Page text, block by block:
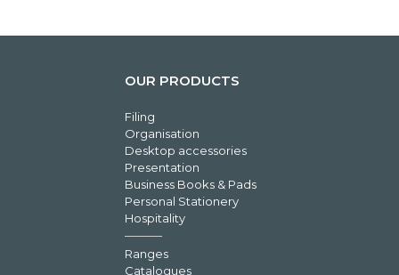
OUR PRODUCTS
Filing
Organisation
Desktop accessories
Presentation
Business Books & Pads
Personal Stationery
Hospitality
Ranges
Catalogues